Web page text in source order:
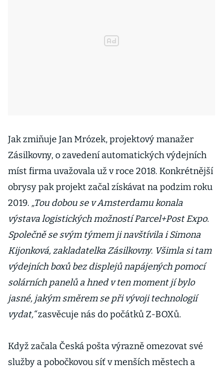
Jak zmiňuje Jan Mrózek, projektový manažer
Zásilkovny, o zavedení automatických výdejních
míst firma uvažovala už v roce 2018. Konkrétnější
obrysy pak projekt začal získávat na podzim roku
2019. „Tou dobou se v Amsterdamu konala
výstava logistických možností Parcel+Post Expo.
Společně se svým týmem ji navštívila i Simona
Kijonková, zakladatelka Zásilkovny. Všimla si tam
výdejních boxů bez displejů napájených pomocí
solárních panelů a hned v ten moment jí bylo
jasné, jakým směrem se při vývoji technologií
vydat,“zasvěcuje nás do počátků Z-BOXů.
Když začala Česká pošta výrazně omezovat své
služby a pobočkovou síť v menších městech a